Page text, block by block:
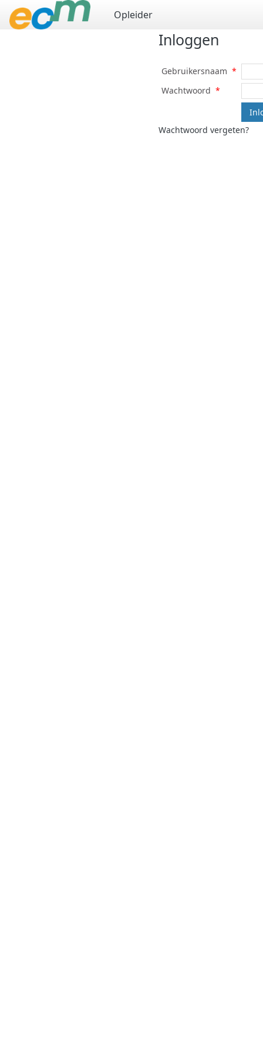
Opleider
Inloggen
Gebruikersnaam *
Wachtwoord *
Wachtwoord vergeten?